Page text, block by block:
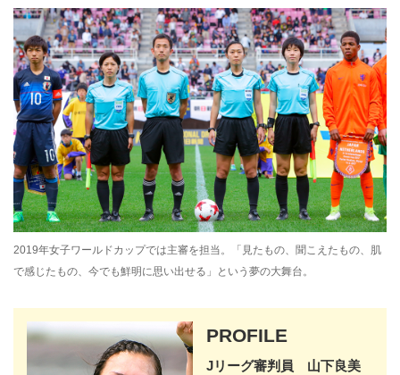
2019年女子ワールドカップでは主審を担当。「見たもの、聞こえたもの、肌
で感じたもの、今でも鮮明に思い出せる」という夢の大舞台。
PROFILE
Jリーグ審判員 山下良美